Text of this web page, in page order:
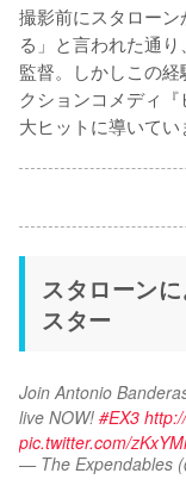
撮影前にスタロー
る」と言われた通
監督。しかしこの
クションコメディ
大ヒットに導いてい
スタローン
スター
Join Antonio
live NOW! #EX3
pic.twitter.com/
— The Expendables